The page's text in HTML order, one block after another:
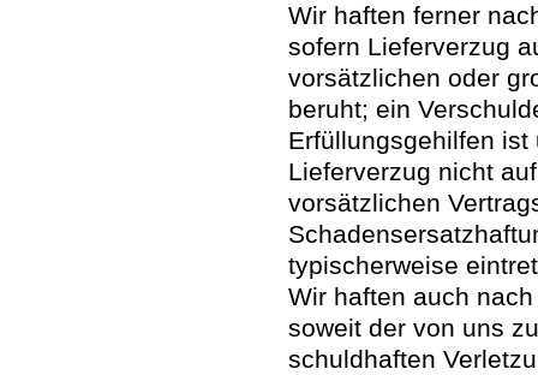
Wir haften ferner
sofern Lieferverzug
vorsätzlichen oder
beruht; ein
Erfüllungsgehilfen
Lieferverzug nicht
vorsätzlichen
typischerweise
Wir haften auch
soweit der von uns
schuldhaften